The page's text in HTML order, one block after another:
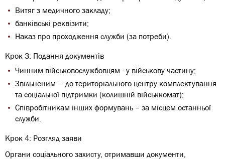
Витяг з медичного закладу;
банківські реквізити;
Наказ про проходження служби (за потреби).
Крок 3: Подання документів
Чинним військовослужбовцям - у військову частину;
Звільненим — до територіального центру комплектування
та соціальної підтримки (колишній військкомат);
Співробітникам інших формувань – за місцем останньої
служби.
Крок 4: Розгляд заяви
Органи соціального захисту, отримавши документи,